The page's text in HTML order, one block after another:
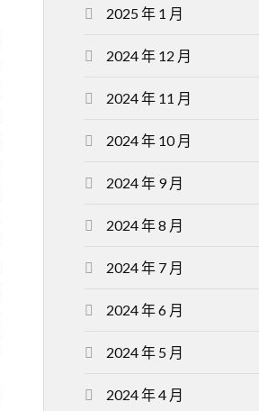
2025 年 1 月
2024 年 12 月
2024 年 11 月
2024 年 10 月
2024 年 9 月
2024 年 8 月
2024 年 7 月
2024 年 6 月
2024 年 5 月
2024 年 4 月